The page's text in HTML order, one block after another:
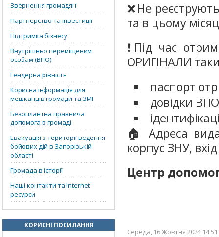
Звернення громадян
Партнерство та інвестиції
Підтримка бізнесу
Внутрішньо переміщеним
особам (ВПО)
Гендерна рівність
Корисна інформація для
мешканців громади та ЗМІ
Безоплантна правнича
допомога в громаді
Евакуація з території ведення
бойових дій в Запорізькій
області
Громада в історії
Наші контакти та Internet-
ресурси
КОРИСНІ ПОСИЛАННЯ
❌Не
та в цьому
❗️Під час
ОРИГІНАЛИ
паспорт
довідки
🏠 Адреса
корпус ЗНУ,
Центр
Середа, 16 Жовтня 2024